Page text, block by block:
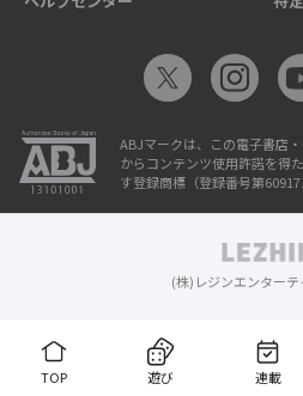
TOP 遊び 連載
ABJマークは、この電子書店
からコンテンツ使用許諾を得
す登録商標（登録番号第
(株)レジンエンター